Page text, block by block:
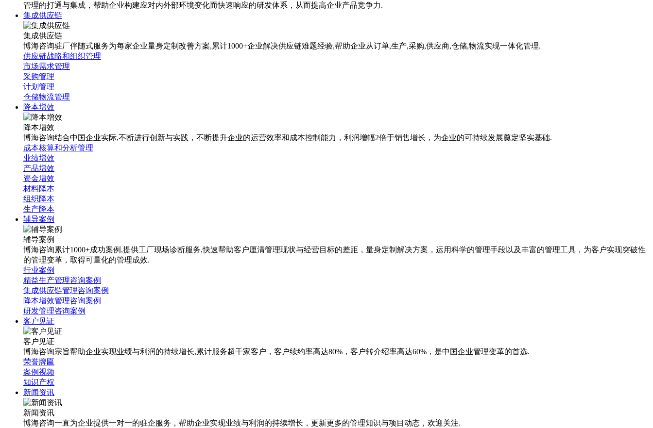
管理的打通与集成，帮助企业构建应对内外部环境变化而快速响应的研发体系，从而提高企业产品竞争力.
集成供应链
集成供应链
博海咨询驻厂伴随式服务为每家企业量身定制改善方案,累计1000+企业解决供应链难题经验,帮助企业从订单,生产,采购,供应商,仓储,物流实现一体化管理.
供应链战略和组织管理
市场需求管理
采购管理
计划管理
仓储物流管理
降本增效
降本增效
博海咨询结合中国企业实际,不断进行创新与实践，不断提升企业的运营效率和成本控制能力，利润增幅2倍于销售增长，为企业的可持续发展奠定坚实基础.
成本核算和分析管理
业绩增效
产品增效
资金增效
材料降本
组织降本
生产降本
辅导案例
辅导案例
博海咨询累计1000+成功案例,提供工厂现场诊断服务,快速帮助客户厘清管理现状与经营目标的差距，量身定制解决方案，运用科学的管理手段以及丰富的管理工具，为客户实现突破性
的管理变革，取得可量化的管理成效.
行业案例
精益生产管理咨询案例
集成供应链管理咨询案例
降本增效管理咨询案例
研发管理咨询案例
客户见证
客户见证
博海咨询宗旨帮助企业实现业绩与利润的持续增长,累计服务超千家客户，客户续约率高达80%，客户转介绍率高达60%，是中国企业管理变革的首选.
荣誉牌匾
案例视频
知识产权
新闻资讯
新闻资讯
博海咨询一直为企业提供一对一的驻企服务，帮助企业实现业绩与利润的持续增长，更新更多的管理知识与项目动态，欢迎关注.